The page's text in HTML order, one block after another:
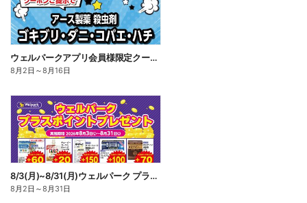
ウェルパークアプリ会員様限定クーポン配信中!
8月2日 ～8月16日
8/3(月)~8/31(月)ウェルパーク プラスポイントプレゼント
8月2日 ～8月31日